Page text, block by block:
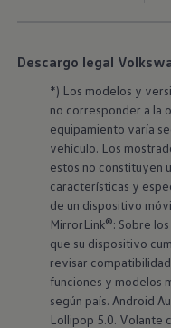
Descargo legal
*) Los modelos y
no corresponder a la
equipamiento varía
vehículo. Los
estos no constituyen
características y
de un dispositivo
MirrorLink®: Sobre
que su dispositivo
revisar
funciones y modelos
según país. Android
Lollipop 5.0. Volante